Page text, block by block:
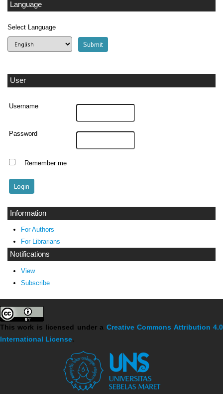
Language
Select Language
User
Username
Password
Remember me
Information
For Authors
For Librarians
Notifications
View
Subscribe
This work is licensed under a Creative Commons Attribution 4.0
International License.